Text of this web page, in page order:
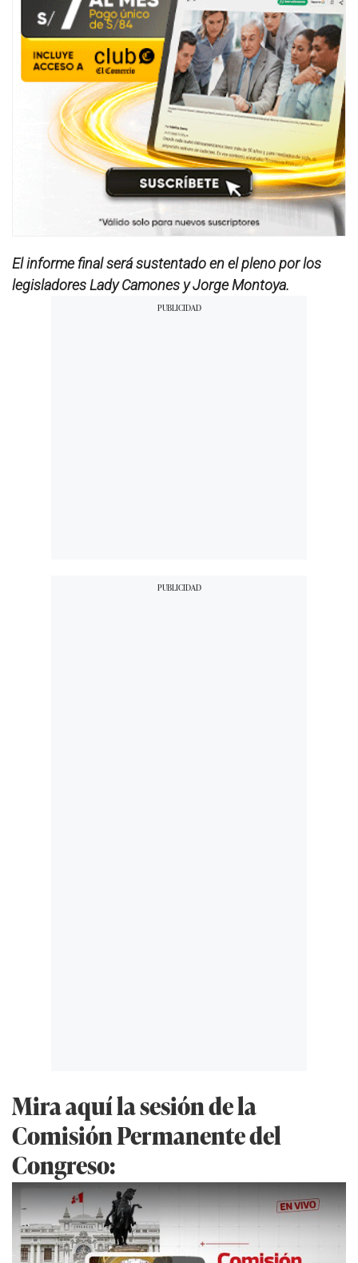
El informe final será sustentado en el pleno por los
legisladores Lady Camones y Jorge Montoya.
Mira aquí la sesión de la
Comisión Permanente del
Congreso: